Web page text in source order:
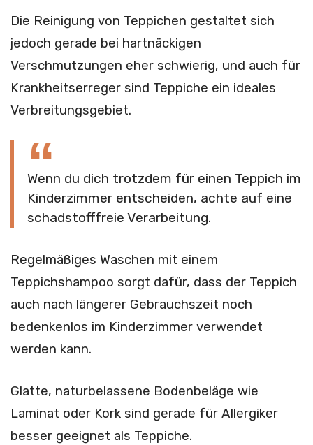
Die Reinigung von Teppichen gestaltet sich
jedoch gerade bei hartnäckigen
Verschmutzungen eher schwierig, und auch für
Krankheitserreger sind Teppiche ein ideales
Verbreitungsgebiet.
Wenn du dich trotzdem für einen Teppich im
Kinderzimmer entscheiden, achte auf eine
schadstofffreie Verarbeitung.
Regelmäßiges Waschen mit einem
Teppichshampoo sorgt dafür, dass der Teppich
auch nach längerer Gebrauchszeit noch
bedenkenlos im Kinderzimmer verwendet
werden kann.
Glatte, naturbelassene Bodenbeläge wie
Laminat oder Kork sind gerade für Allergiker
besser geeignet als Teppiche.